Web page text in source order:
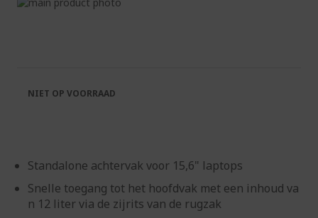
afbeeldingen-
gallerij
afbeeldingen-
Standalone achtervak voor 15,6" laptops
Snelle toegang tot het hoofdvak met een inhoud va
n 12 liter via de zijrits van de rugzak
NIET OP VOORRAAD